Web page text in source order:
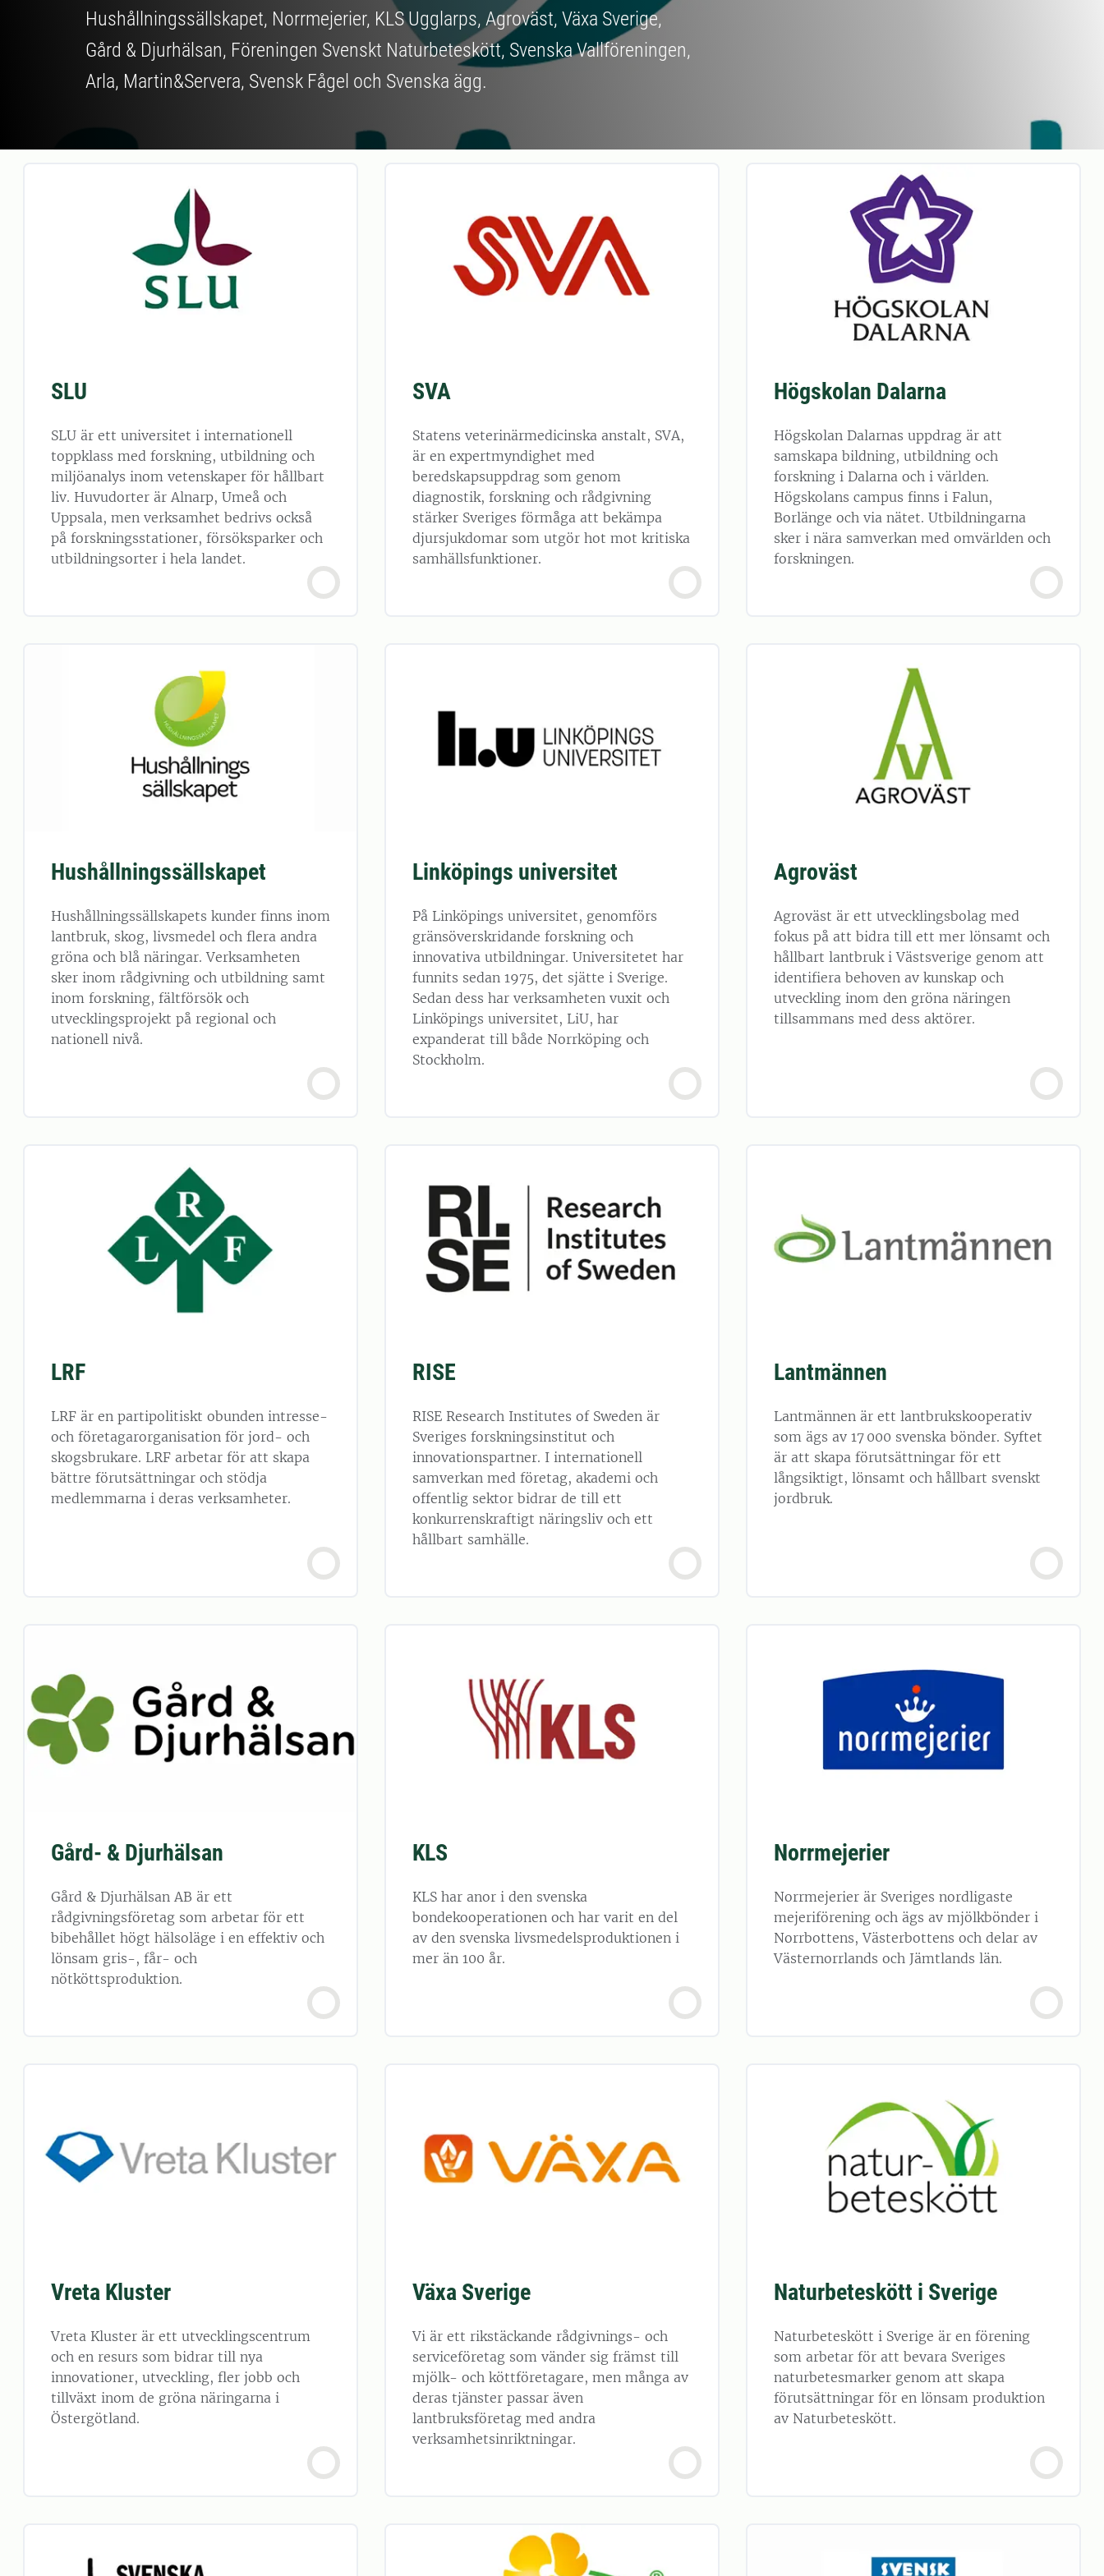
Hushållningssällskapet, Norrmejerier, KLS Ugglarps, Agroväst, Växa Sverige,
Gård & Djurhälsan, Föreningen Svenskt Naturbeteskött, Svenska Vallföreningen,
Arla, Martin&Servera, Svensk Fågel och Svenska ägg.
SLU
SLU är ett universitet i internationell
toppklass med forskning, utbildning och
miljöanalys inom vetenskaper för hållbart
liv. Huvudorter är Alnarp, Umeå och
Uppsala, men verksamhet bedrivs också
på forskningsstationer, försöksparker och
utbildningsorter i hela landet.
SVA
Statens veterinärmedicinska anstalt, SVA,
är en expertmyndighet med
beredskapsuppdrag som genom
diagnostik, forskning och rådgivning
stärker Sveriges förmåga att bekämpa
djursjukdomar som utgör hot mot kritiska
samhällsfunktioner.
Högskolan Dalarna
Högskolan Dalarnas uppdrag är att
samskapa bildning, utbildning och
forskning i Dalarna och i världen.
Högskolans campus finns i Falun,
Borlänge och via nätet. Utbildningarna
sker i nära samverkan med omvärlden och
forskningen.
Hushållningssällskapet
Hushållningssällskapets kunder finns inom
lantbruk, skog, livsmedel och flera andra
gröna och blå näringar. Verksamheten
sker inom rådgivning och utbildning samt
inom forskning, fältförsök och
utvecklingsprojekt på regional och
nationell nivå.
Linköpings universitet
På Linköpings universitet, genomförs
gränsöverskridande forskning och
innovativa utbildningar. Universitetet har
funnits sedan 1975, det sjätte i Sverige.
Sedan dess har verksamheten vuxit och
Linköpings universitet, LiU, har
expanderat till både Norrköping och
Stockholm.
Agroväst
Agroväst är ett utvecklingsbolag med
fokus på att bidra till ett mer lönsamt och
hållbart lantbruk i Västsverige genom att
identifiera behoven av kunskap och
utveckling inom den gröna näringen
tillsammans med dess aktörer.
LRF
LRF är en partipolitiskt obunden intresse-
och företagarorganisation för jord- och
skogsbrukare. LRF arbetar för att skapa
bättre förutsättningar och stödja
medlemmarna i deras verksamheter.
RISE
RISE Research Institutes of Sweden är
Sveriges forskningsinstitut och
innovationspartner. I internationell
samverkan med företag, akademi och
offentlig sektor bidrar de till ett
konkurrenskraftigt näringsliv och ett
hållbart samhälle.
Lantmännen
Lantmännen är ett lantbrukskooperativ
som ägs av 17 000 svenska bönder. Syftet
är att skapa förutsättningar för ett
långsiktigt, lönsamt och hållbart svenskt
jordbruk.
Gård- & Djurhälsan
Gård & Djurhälsan AB är ett
rådgivningsföretag som arbetar för ett
bibehållet högt hälsoläge i en effektiv och
lönsam gris-, får- och
nötköttsproduktion.
KLS
KLS har anor i den svenska
bondekooperationen och har varit en del
av den svenska livsmedelsproduktionen i
mer än 100 år.
Norrmejerier
Norrmejerier är Sveriges nordligaste
mejeriförening och ägs av mjölkbönder i
Norrbottens, Västerbottens och delar av
Västernorrlands och Jämtlands län.
Vreta Kluster
Vreta Kluster är ett utvecklingscentrum
och en resurs som bidrar till nya
innovationer, utveckling, fler jobb och
tillväxt inom de gröna näringarna i
Östergötland.
Växa Sverige
Vi är ett rikstäckande rådgivnings- och
serviceföretag som vänder sig främst till
mjölk- och köttföretagare, men många av
deras tjänster passar även
lantbruksföretag med andra
verksamhetsinriktningar.
Naturbeteskött i Sverige
Naturbeteskött i Sverige är en förening
som arbetar för att bevara Sveriges
naturbetesmarker genom att skapa
förutsättningar för en lönsam produktion
av Naturbeteskött.